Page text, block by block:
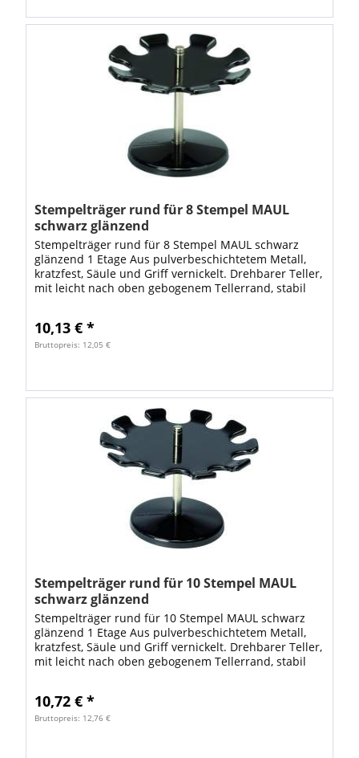
Stempelträger rund für 8 Stempel MAUL
schwarz glänzend
Stempelträger rund für 8 Stempel MAUL schwarz
glänzend 1 Etage Aus pulverbeschichtetem Metall,
kratzfest, Säule und Griff vernickelt. Drehbarer Teller,
mit leicht nach oben gebogenem Tellerrand, stabil
10,13 € *
Bruttopreis: 12,05 €
Stempelträger rund für 10 Stempel MAUL
schwarz glänzend
Stempelträger rund für 10 Stempel MAUL schwarz
glänzend 1 Etage Aus pulverbeschichtetem Metall,
kratzfest, Säule und Griff vernickelt. Drehbarer Teller,
mit leicht nach oben gebogenem Tellerrand, stabil
10,72 € *
Bruttopreis: 12,76 €